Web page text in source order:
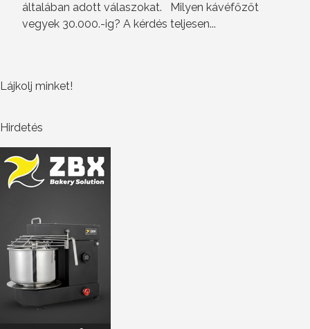
általában adott válaszokat. Milyen kávéfőzőt
vegyek 30.000.-ig? A kérdés teljesen...
Lájkolj minket!
Hirdetés